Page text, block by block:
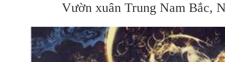
Vườn xuân Trung Nam Bắc,